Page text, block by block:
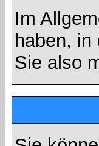
Im
haben,
Sie also